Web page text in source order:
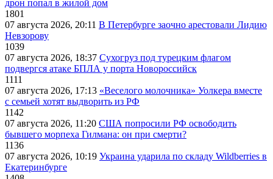
дрон попал в жилой дом
1801
07 августа 2026, 20:11 В Петербурге заочно арестовали Лидию
Невзорову
1039
07 августа 2026, 18:37 Сухогруз под турецким флагом
подвергся атаке БПЛА у порта Новороссийск
1111
07 августа 2026, 17:13 «Веселого молочника» Уолкера вместе
с семьей хотят выдворить из РФ
1142
07 августа 2026, 11:20 США попросили РФ освободить
бывшего морпеха Гилмана: он при смерти?
1136
07 августа 2026, 10:19 Украина ударила по складу Wildberries в
Екатеринбурге